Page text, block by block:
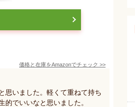
価格と在庫をAmazonでチェック >>
思いました。軽くて重ねて持ち
でいいなと思いました。